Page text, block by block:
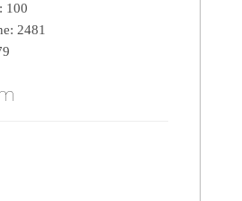
100
2481